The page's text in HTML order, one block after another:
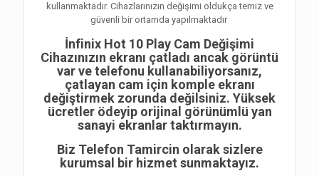
kullanmaktadır. Cihazlarınızın değişimi oldukça temiz ve
güvenli bir ortamda yapılmaktadır
İnfinix Hot 10 Play Cam Değişimi
Cihazınızın ekranı çatladı ancak görüntü
var ve telefonu kullanabiliyorsanız,
çatlayan cam için komple ekranı
değiştirmek zorunda değilsiniz. Yüksek
ücretler ödeyip orijinal görünümlü yan
sanayi ekranlar taktırmayın.
Biz Telefon Tamircin olarak sizlere
kurumsal bir hizmet sunmaktayız.